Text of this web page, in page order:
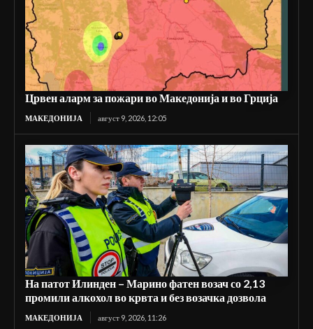
Црвен аларм за пожари во Македонија и во Грција
МАКЕДОНИЈА август 9, 2026, 12:05
На патот Илинден – Марино фатен возач со 2,13
промили алкохол во крвта и без возачка дозвола
МАКЕДОНИЈА август 9, 2026, 11:26